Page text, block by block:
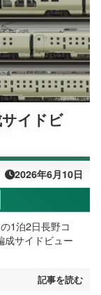
イドビ
2026年6月10日
1泊2日長野コ
成サイドビュー
記事を読む